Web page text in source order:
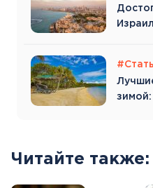
зимой:
Читайте также: